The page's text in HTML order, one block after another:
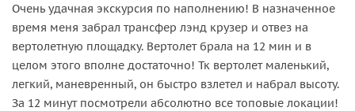
Очень удачная экскурсия по наполнению! В назначенное
время меня забрал трансфер лэнд крузер и отвез на
вертолетную площадку. Вертолет брала на 12 мин и в
целом этого вполне достаточно! Тк вертолет маленький,
легкий, маневренный, он быстро взлетел и набрал высоту.
За 12 минут посмотрели абсолютно все топовые локации!